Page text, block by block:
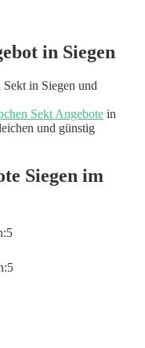
in Siegen
in Siegen und
Sekt Angebote in
und günstig
Siegen im
5
5